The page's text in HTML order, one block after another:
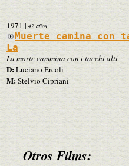
1971 | 42 años
Muerte camina con
La
La morte cammina con i tacchi alti
D:Luciano Ercoli
M:Stelvio Cipriani
Otros Films: